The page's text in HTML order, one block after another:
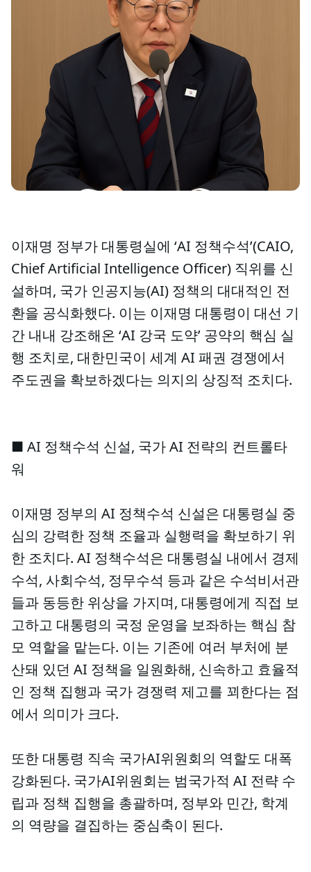
이재명 정부가 대통령실에 ‘AI 정책수석’(CAIO,
Chief Artificial Intelligence Officer) 직위를 신
설하며, 국가 인공지능(AI) 정책의 대대적인 전
환을 공식화했다. 이는 이재명 대통령이 대선 기
간 내내 강조해온 ‘AI 강국 도약’ 공약의 핵심 실
행 조치로, 대한민국이 세계 AI 패권 경쟁에서
주도권을 확보하겠다는 의지의 상징적 조치다.
■ AI 정책수석 신설, 국가 AI 전략의 컨트롤타
워
이재명 정부의 AI 정책수석 신설은 대통령실 중
심의 강력한 정책 조율과 실행력을 확보하기 위
한 조치다. AI 정책수석은 대통령실 내에서 경제
수석, 사회수석, 정무수석 등과 같은 수석비서관
들과 동등한 위상을 가지며, 대통령에게 직접 보
고하고 대통령의 국정 운영을 보좌하는 핵심 참
모 역할을 맡는다. 이는 기존에 여러 부처에 분
산돼 있던 AI 정책을 일원화해, 신속하고 효율적
인 정책 집행과 국가 경쟁력 제고를 꾀한다는 점
에서 의미가 크다.
또한 대통령 직속 국가AI위원회의 역할도 대폭
강화된다. 국가AI위원회는 범국가적 AI 전략 수
립과 정책 집행을 총괄하며, 정부와 민간, 학계
의 역량을 결집하는 중심축이 된다.